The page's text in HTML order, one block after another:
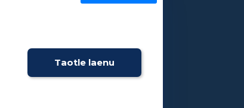
Taotle laenu